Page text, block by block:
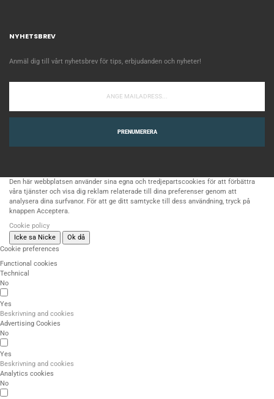
NYHETSBREV
Anmäl dig till vårt nyhetsbrev för tips, erbjudanden och nyheter!
PRENUMERERA
Den här webbplatsen använder sina egna och tredjepartscookies för att förbättra
våra tjänster och visa dig reklam relaterade till dina preferenser genom att
analysera dina surfvanor. För att ge ditt samtycke till dess användning, tryck på
knappen Acceptera.
Cookie policy
Icke sa Nicke
Ok då
Cookie preferences
Functional cookies
Technical
No
Yes
Beskrivning and cookies
Advertising Cookies
No
Yes
Beskrivning and cookies
Analytics cookies
No